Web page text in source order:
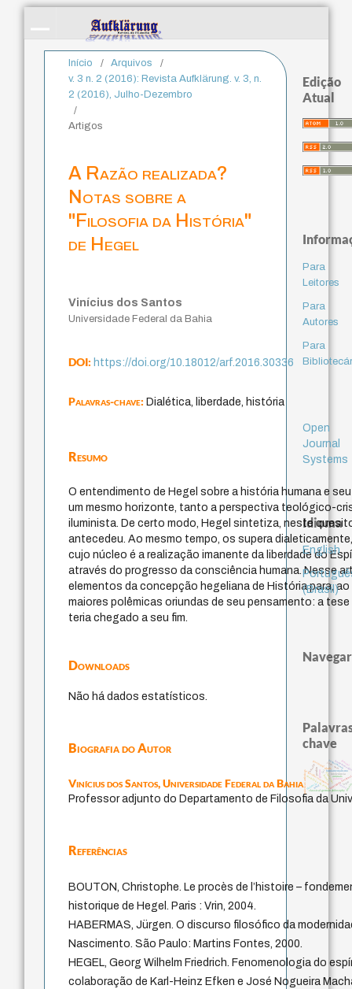
Início / Arquivos
/
v. 3 n. 2 (2016): Revista Aufklärung. v. 3, n.
2 (2016), Julho-Dezembro
/
Artigos
A Razão realizada?
Notas sobre a
"Filosofia da História"
de Hegel
Vinícius dos Santos
Universidade Federal da Bahia
DOI:https://doi.org/10.18012/arf.2016.30336
Palavras-chave:Dialética, liberdade, história
Resumo
O entendimento de Hegel sobre a história humana e seu
um mesmo horizonte, tanto a perspectiva teológico-
iluminista. De certo modo, Hegel sintetiza, neste
antecedeu. Ao mesmo tempo, os supera
cujo núcleo é a realização imanente da liberdade do
através do progresso da consciência humana. Nesse
elementos da concepção hegeliana de História para, ao
maiores polêmicas oriundas de seu pensamento: a
teria chegado a seu fim.
Downloads
Não há dados estatísticos.
Biografia do Autor
Vinícius dos Santos,Universidade Federal da Bahia
Professor adjunto do Departamento de Filosofia da
Referências
BOUTON, Christophe. Le procès de l’histoire –
historique de Hegel. Paris : Vrin, 2004.
HABERMAS, Jürgen. O discurso filosófico da
Nascimento. São Paulo: Martins Fontes, 2000.
HEGEL, Georg Wilhelm Friedrich. Fenomenologia do
colaboração de Karl-Heinz Efken e José Nogueira
Edição
Atual
Para
Leitores
Para
Autores
Para
Open
Journal
Systems
Idioma
English
(Brasil)
Navegar
chave
fundamentalismo
jacobiprotágoras
experiência temporal
metafísica do tempo
género
idade
intolerância
classical german philosophy
identidade nacional
homem-
j.c.m. neto
palavra
perdón
leyes
violencia
guayaquil
logos
lei
acquaintance
desejo
bataille
mind
therapy
animais
prácticas artísticas